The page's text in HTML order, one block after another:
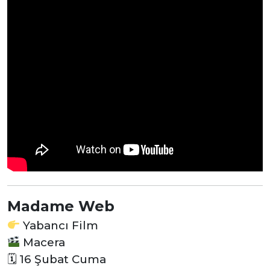
Madame Web
Yabancı Film
Macera
🗓 16 Şubat Cuma